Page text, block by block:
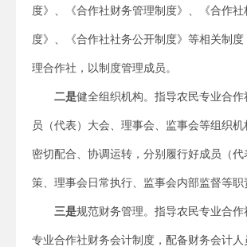
度》、《合作社财务管理制度》、《合作社
度》、《合作社社务公开制度》等相关制
理合作社，以制度管理成员。
二是健全组织机构。指导农民专业合
员（代表）大会、理事会、监事会等组织
密切配合、协调运转，分别履行好成员（
策、理事会日常执行、监事会内部监督等职
三是规范财务管理。指导农民专业合作
专业合作社财务会计制度，配备财务会计